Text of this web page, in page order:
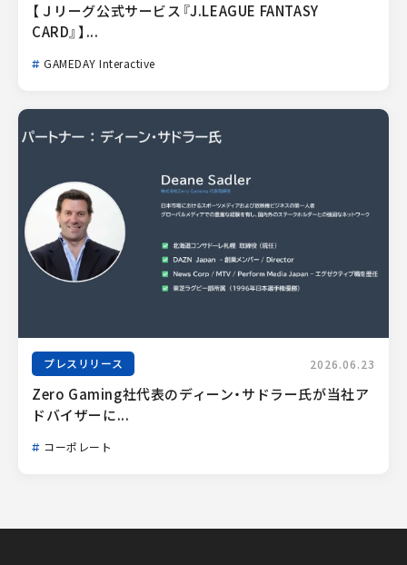
【Ｊリーグ公式サービス『J.LEAGUE FANTASY
CARD』】...
GAMEDAY Interactive
プレスリリース 2026.06.23
Zero Gaming社代表のディーン・サドラー氏が当社ア
ドバイザーに...
コーポレート